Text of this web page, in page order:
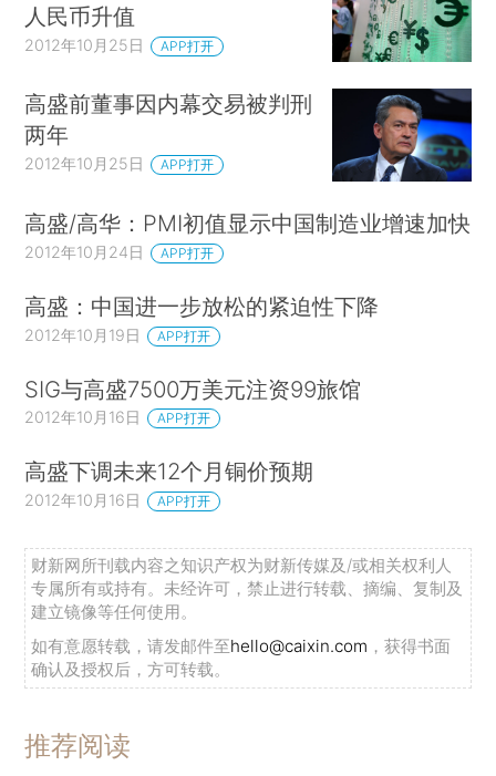
人民币升值
2012年10月25日 APP打开
高盛前董事因内幕交易被判刑
两年
2012年10月25日 APP打开
高盛/高华：PMI初值显示中国制造业增速加快
2012年10月24日 APP打开
高盛：中国进一步放松的紧迫性下降
2012年10月19日 APP打开
SIG与高盛7500万美元注资99旅馆
2012年10月16日 APP打开
高盛下调未来12个月铜价预期
2012年10月16日 APP打开
财新网所刊载内容之知识产权为财新传媒及/或相关权利人
专属所有或持有。未经许可，禁止进行转载、摘编、复制及
建立镜像等任何使用。
如有意愿转载，请发邮件至hello@caixin.com ，获得书面
确认及授权后，方可转载。
推荐阅读